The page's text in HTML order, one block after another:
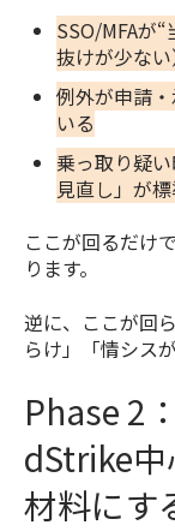
SSO/MFAが
抜けが少ない
例外が申請
いる
乗っ取り疑
見直し」が
ここが回るだけ
ります。
逆に、ここが回
らけ」「情シス
Phase 2
dStrike
材料にす